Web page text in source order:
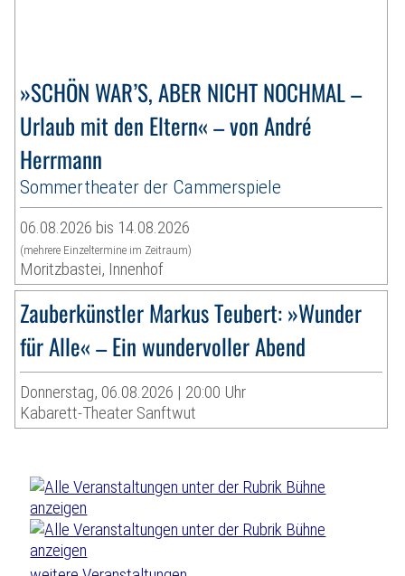
»SCHÖN WAR’S, ABER NICHT NOCHMAL –
Urlaub mit den Eltern« – von André
Herrmann
Sommertheater der Cammerspiele
06.08.2026 bis 14.08.2026
(mehrere Einzeltermine im Zeitraum)
Moritzbastei, Innenhof
Zauberkünstler Markus Teubert: »Wunder
für Alle« – Ein wundervoller Abend
Donnerstag, 06.08.2026 | 20:00 Uhr
Kabarett-Theater Sanftwut